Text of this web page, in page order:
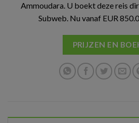
Ammoudara. U boekt deze reis
Subweb. Nu vanaf EUR
PRIJZEN EN